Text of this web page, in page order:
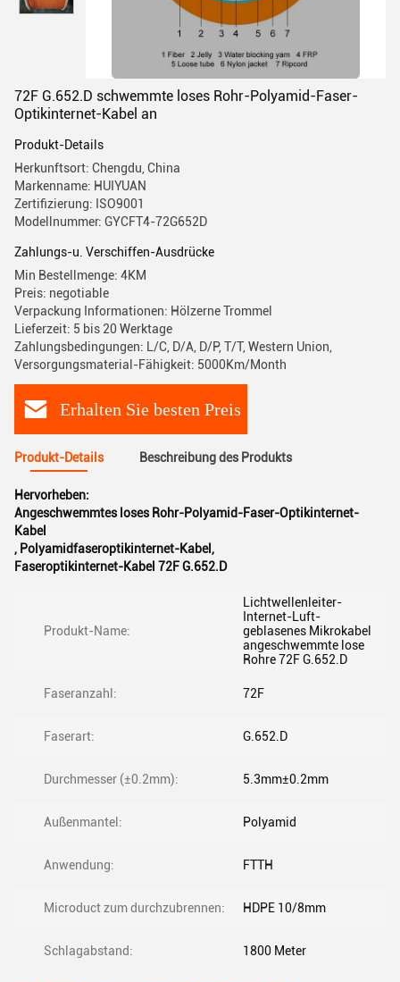
72F G.652.D schwemmte loses Rohr-Polyamid-Faser-
Optikinternet-Kabel an
Produkt-Details
Herkunftsort: Chengdu, China
Markenname: HUIYUAN
Zertifizierung: ISO9001
Modellnummer: GYCFT4-72G652D
Zahlungs-u. Verschiffen-Ausdrücke
Min Bestellmenge: 4KM
Preis: negotiable
Verpackung Informationen: Hölzerne Trommel
Lieferzeit: 5 bis 20 Werktage
Zahlungsbedingungen: L/C, D/A, D/P, T/T, Western Union,
Versorgungsmaterial-Fähigkeit: 5000Km/Month
Erhalten Sie besten Preis
Produkt-Details Beschreibung des Produkts
Hervorheben:
Angeschwemmtes loses Rohr-Polyamid-Faser-Optikinternet-
Kabel
, Polyamidfaseroptikinternet-Kabel,
Faseroptikinternet-Kabel 72F G.652.D
Produkt-Name:
Lichtwellenleiter-
Internet-Luft-
geblasenes Mikrokabel
angeschwemmte lose
Rohre 72F G.652.D
Faseranzahl: 72F
Faserart: G.652.D
Durchmesser (±0.2mm): 5.3mm±0.2mm
Außenmantel: Polyamid
Anwendung: FTTH
Microduct zum durchzubrennen: HDPE 10/8mm
Schlagabstand: 1800 Meter